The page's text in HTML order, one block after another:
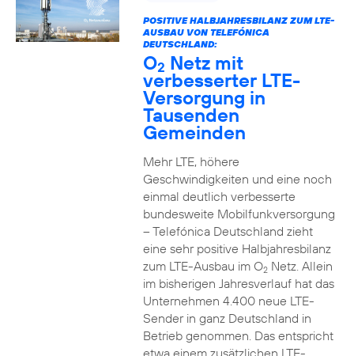
POSITIVE HALBJAHRESBILANZ ZUM LTE-
AUSBAU VON TELEFÓNICA
DEUTSCHLAND:
O2 Netz mit
verbesserter LTE-
Versorgung in
Tausenden
Gemeinden
Mehr LTE, höhere
Geschwindigkeiten und eine noch
einmal deutlich verbesserte
bundesweite Mobilfunkversorgung
– Telefónica Deutschland zieht
eine sehr positive Halbjahresbilanz
zum LTE-Ausbau im O2Netz. Allein
im bisherigen Jahresverlauf hat das
Unternehmen 4.400 neue LTE-
Sender in ganz Deutschland in
Betrieb genommen. Das entspricht
etwa einem zusätzlichen LTE-